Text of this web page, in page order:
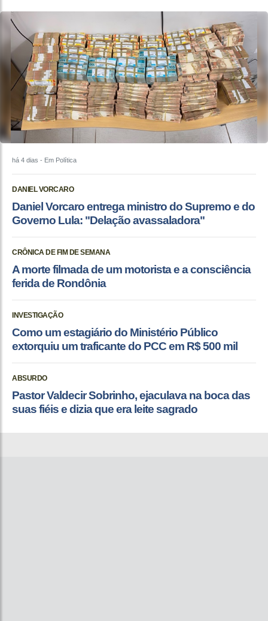
há 4 dias - Em Política
DANIEL VORCARO
Daniel Vorcaro entrega ministro do Supremo e do
Governo Lula: "Delação avassaladora"
CRÔNICA DE FIM DE SEMANA
A morte filmada de um motorista e a consciência
ferida de Rondônia
INVESTIGAÇÃO
Como um estagiário do Ministério Público
extorquiu um traficante do PCC em R$ 500 mil
ABSURDO
Pastor Valdecir Sobrinho, ejaculava na boca das
suas fiéis e dizia que era leite sagrado